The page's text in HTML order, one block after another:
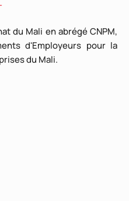
du Mali en abrégé CNPM,
d'Employeurs pour la
du Mali.